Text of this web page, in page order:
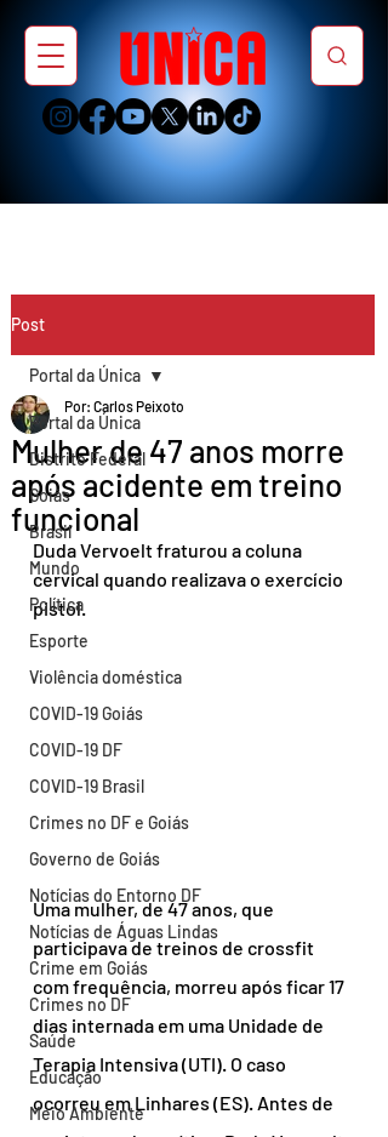
Post
Portal da Única
Distrito Federal
Goiás
Brasil
Mundo
Política
Esporte
Violência doméstica
COVID-19 Goiás
COVID-19 DF
COVID-19 Brasil
Crimes no DF e Goiás
Governo de Goiás
Notícias do Entorno DF
Notícias de Águas Lindas
Crime em Goiás
Crimes no DF
Saúde
Educação
Meio Ambiente
Portal da Única
Mulher de 47 anos morre
após acidente em treino
funcional
Por: Carlos Peixoto
Duda Vervoelt fraturou a coluna
cervical quando realizava o exercício
pistol.
Uma mulher, de 47 anos, que
participava de treinos de crossfit
com frequência, morreu após ficar 17
dias internada em uma Unidade de
Terapia Intensiva (UTI). O caso
ocorreu em Linhares (ES). Antes de